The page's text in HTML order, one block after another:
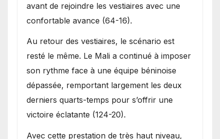
avant de rejoindre les vestiaires avec une
confortable avance (64-16).
Au retour des vestiaires, le scénario est
resté le même. Le Mali a continué à imposer
son rythme face à une équipe béninoise
dépassée, remportant largement les deux
derniers quarts-temps pour s’offrir une
victoire éclatante (124-20).
Avec cette prestation de très haut niveau,